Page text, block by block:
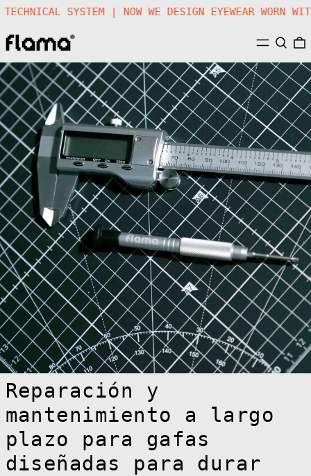
A TECHNICAL SYSTEM | NOW WE DESIGN EYEWEAR
MENUSEARCH
Reparación y
mantenimiento a largo
plazo para gafas
diseñadas para durar